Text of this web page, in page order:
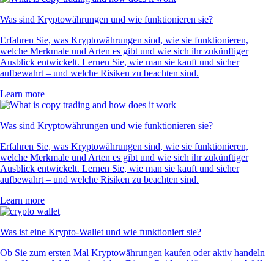
Was sind Kryptowährungen und wie funktionieren sie?
Erfahren Sie, was Kryptowährungen sind, wie sie funktionieren,
welche Merkmale und Arten es gibt und wie sich ihr zukünftiger
Ausblick entwickelt. Lernen Sie, wie man sie kauft und sicher
aufbewahrt – und welche Risiken zu beachten sind.
Learn more
Was sind Kryptowährungen und wie funktionieren sie?
Erfahren Sie, was Kryptowährungen sind, wie sie funktionieren,
welche Merkmale und Arten es gibt und wie sich ihr zukünftiger
Ausblick entwickelt. Lernen Sie, wie man sie kauft und sicher
aufbewahrt – und welche Risiken zu beachten sind.
Learn more
Was ist eine Krypto-Wallet und wie funktioniert sie?
Ob Sie zum ersten Mal Kryptowährungen kaufen oder aktiv handeln –